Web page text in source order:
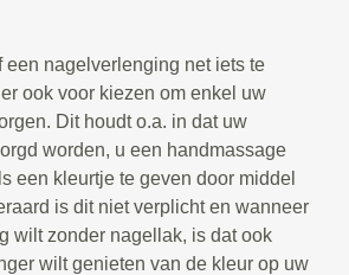
een nagelverlenging net iets te
ook voor kiezen om enkel uw
Dit houdt o.a. in dat uw
worden, u een handmassage
een kleurtje te geven door middel
is dit niet verplicht en wanneer
wilt zonder nagellak, is dat ook
wilt genieten van de kleur op uw